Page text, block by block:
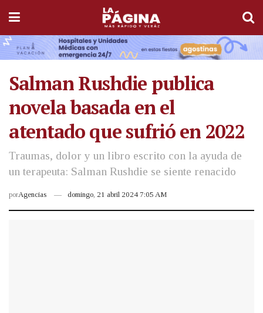
Salman Rushdie publica
novela basada en el
atentado que sufrió en 2022
Traumas, dolor y un libro escrito con la ayuda de
un terapeuta: Salman Rushdie se siente renacido
porAgencias domingo, 21 abril 2024 7:05 AM